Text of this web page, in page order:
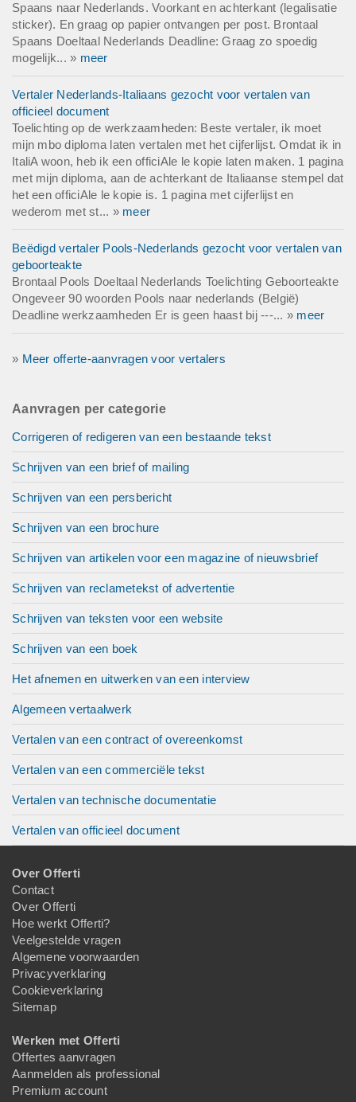
Spaans naar Nederlands. Voorkant en achterkant (legalisatie
sticker). En graag op papier ontvangen per post. Brontaal
Spaans Doeltaal Nederlands Deadline: Graag zo spoedig
mogelijk... » meer
Vertaler Nederlands-Italiaans gezocht voor vertalen van
officieel document
Toelichting op de werkzaamheden: Beste vertaler, ik moet
mijn mbo diploma laten vertalen met het cijferlijst. Omdat ik in
ItaliA woon, heb ik een officiAle le kopie laten maken. 1 pagina
met mijn diploma, aan de achterkant de Italiaanse stempel dat
het een officiAle le kopie is. 1 pagina met cijferlijst en
wederom met st... » meer
Beëdigd vertaler Pools-Nederlands gezocht voor vertalen van
geboorteakte
Brontaal Pools Doeltaal Nederlands Toelichting Geboorteakte
Ongeveer 90 woorden Pools naar nederlands (België)
Deadline werkzaamheden Er is geen haast bij ---... » meer
» Meer offerte-aanvragen voor vertalers
Aanvragen per categorie
Corrigeren of redigeren van een bestaande tekst
Schrijven van een brief of mailing
Schrijven van een persbericht
Schrijven van een brochure
Schrijven van artikelen voor een magazine of nieuwsbrief
Schrijven van reclametekst of advertentie
Schrijven van teksten voor een website
Schrijven van een boek
Het afnemen en uitwerken van een interview
Algemeen vertaalwerk
Vertalen van een contract of overeenkomst
Vertalen van een commerciële tekst
Vertalen van technische documentatie
Vertalen van officieel document
Over Offerti
Contact
Over Offerti
Hoe werkt Offerti?
Veelgestelde vragen
Algemene voorwaarden
Privacyverklaring
Cookieverklaring
Sitemap
Werken met Offerti
Offertes aanvragen
Aanmelden als professional
Premium account